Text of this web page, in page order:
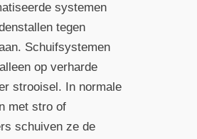
systemen
tegen
Schuifsystemen
op verharde
strooisel. In normale
met stro of
schuiven ze de